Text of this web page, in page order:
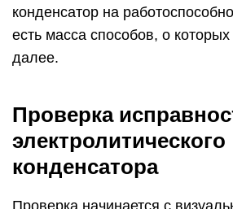
конденсатор на
есть масса способов, о
далее.
Проверка
электролитического
конденсатора
Проверка начинается с